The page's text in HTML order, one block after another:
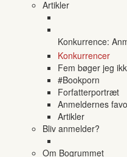
Artikler
Konkurrence:
Konkurrencer
Fem bøger jeg
#Bookporn
Forfatterportræt
Anmeldernes
Artikler
Bliv anmelder?
Om Bogrummet